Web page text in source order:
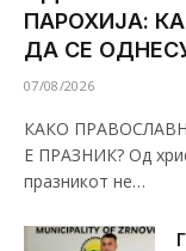
ПАРОХИЈА:
ДА СЕ
07/08/2026
КАКО
Е ПРАЗНИК? Од
празникот не…